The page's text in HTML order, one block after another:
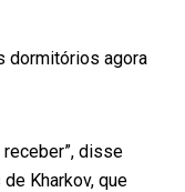
dormitórios agora
disse
Kharkov, que